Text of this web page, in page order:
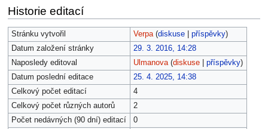
Historie editací
Stránku vytvořil Verpa (diskuse| příspěvky)
Datum založení stránky
29. 3. 2016, 14:28
Naposledy editoval
Ulmanova (diskuse| příspěvky)
Datum poslední editace
25. 4. 2025, 14:38
Celkový počet editací
4
Celkový počet různých autorů
2
Počet nedávných (90 dní) editací
0